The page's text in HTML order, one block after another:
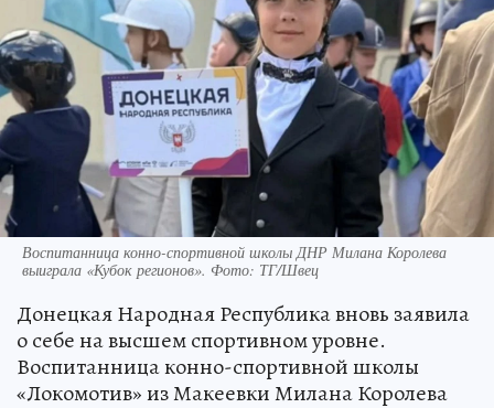
Воспитанница конно-спортивной школы ДНР Милана Королева
выиграла «Кубок регионов». Фото: ТГ/Швец
Донецкая Народная Республика вновь заявила
о себе на высшем спортивном уровне.
Воспитанница конно-спортивной школы
«Локомотив» из Макеевки Милана Королева